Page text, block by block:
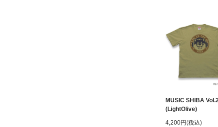
MUSIC SHIBA
(LightOlive)
4,200円(税込)